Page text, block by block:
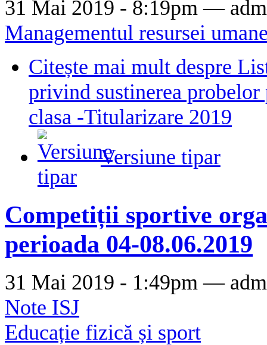
31 Mai 2019 - 8:19pm —
Managementul resursei
Citește mai mult despre
privind sustinerea
clasa -Titularizare 2019
Versiune tipar
Competiții sportive
perioada 04-08.06.2019
31 Mai 2019 - 1:49pm —
Note ISJ
Educație fizică și sport